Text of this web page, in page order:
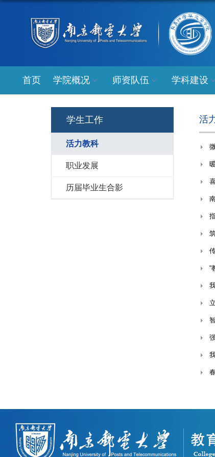
首页 学院概况 师资队伍 学科建设
学生工作
活力教科
职业发展
历届毕业生合影
活
“